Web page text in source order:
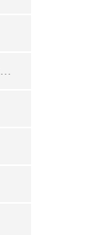
电动自行车头盔固定装置稳定性测试仪